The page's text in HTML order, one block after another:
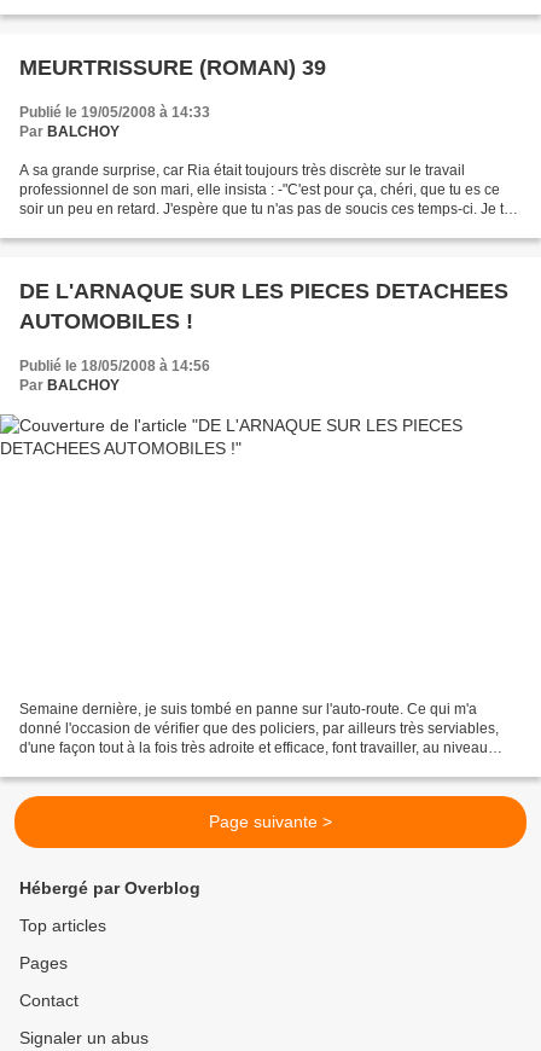
MEURTRISSURE (ROMAN) 39
Publié le 19/05/2008 à 14:33
Par BALCHOY
A sa grande surprise, car Ria était toujours très discrète sur le travail
professionnel de son mari, elle insista : -"C'est pour ça, chéri, que tu es ce
soir un peu en retard. J'espère que tu n'as pas de soucis ces temps-ci. Je te
DE L'ARNAQUE SUR LES PIECES DETACHEES
AUTOMOBILES !
Publié le 18/05/2008 à 14:56
Par BALCHOY
Semaine dernière, je suis tombé en panne sur l'auto-route. Ce qui m'a
donné l'occasion de vérifier que des policiers, par ailleurs très serviables,
d'une façon tout à la fois très adroite et efficace, font travailler, au niveau
Page suivante >
Hébergé par Overblog
Top articles
Pages
Contact
Signaler un abus